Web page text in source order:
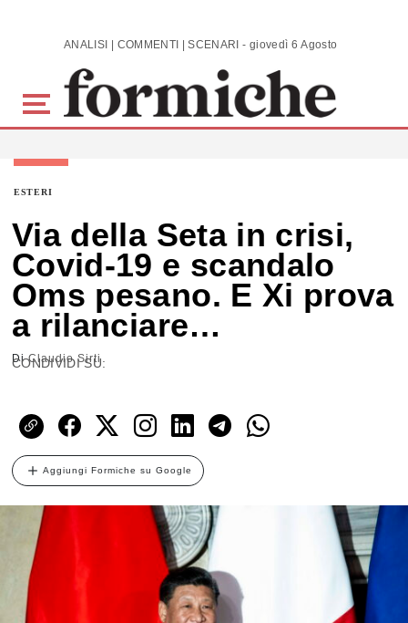
Skip to main content ANALISI | COMMENTI | SCENARI - giovedì 6 Agosto 2026
ESTERI
Via della Seta in crisi,
Covid-19 e scandalo
Oms pesano. E Xi prova
a rilanciare…
DiClaudio Sirti
CONDIVIDI SU:
Aggiungi Formiche su Google